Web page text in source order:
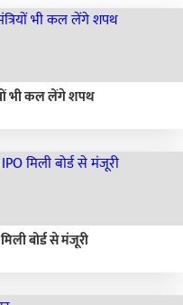
आतिशी कल लेंगी CM पद की शपथ पांच मंत्रियों भी कल लेंगे शपथ
HDB Financial Services का आ रहा है IPO मिली बोर्ड से मंजूरी